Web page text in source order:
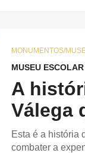
MONUMENTOS/
MUSEU
A
Válega
Esta é a história
combater a